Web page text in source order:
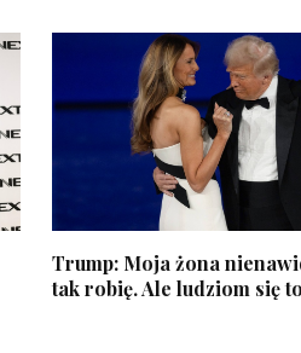
Trump: Moja żona
tak robię. Ale ludziom się